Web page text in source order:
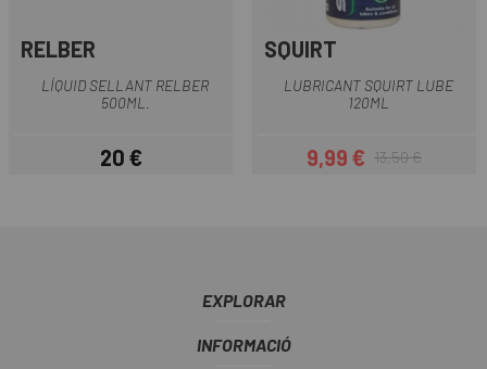
RELBER
LÍQUID SELLANT RELBER
500ML.
Preu
20 €
SQUIRT
LUBRICANT SQUIRT LUBE
120ML
Preu
9,99 €Preu regular
13,50 €
EXPLORAR
INFORMACIÓ